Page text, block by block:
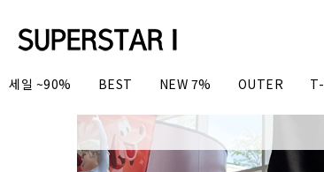
세일 ~90% BEST NEW 7% OUTER